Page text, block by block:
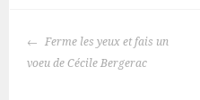
NAVIGATION
Ferme les yeux et fais un
voeu de Cécile Bergerac